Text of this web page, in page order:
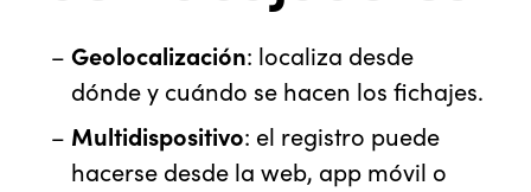
Geolocalización: localiza desde
dónde y cuándo se hacen los fichajes.
Multidispositivo: el registro puede
hacerse desde la web, app móvil o